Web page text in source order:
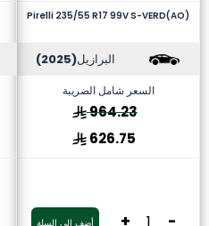
Pirelli 235/55 R17 99V S-VERD(AO)
البرازيل(2025)
السعر شامل الضريبة
964.23
626.75
-
+ أضف إلى السلة